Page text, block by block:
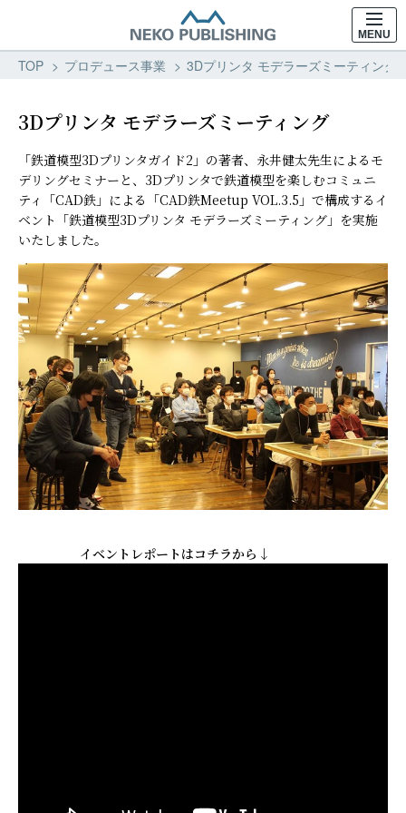
MENU
TOP プロデュース事業 3Dプリンタ モデラーズミーティング
3Dプリンタ モデラーズミーティング
「鉄道模型3Dプリンタガイド2」の著者、永井健太先生によるモ
デリングセミナーと、3Dプリンタで鉄道模型を楽しむコミュニ
ティ「CAD鉄」による「CAD鉄Meetup VOL.3.5」で構成するイ
ベント「鉄道模型3Dプリンタ モデラーズミーティング」を実施
いたしました。
イベントレポートはコチラから↓